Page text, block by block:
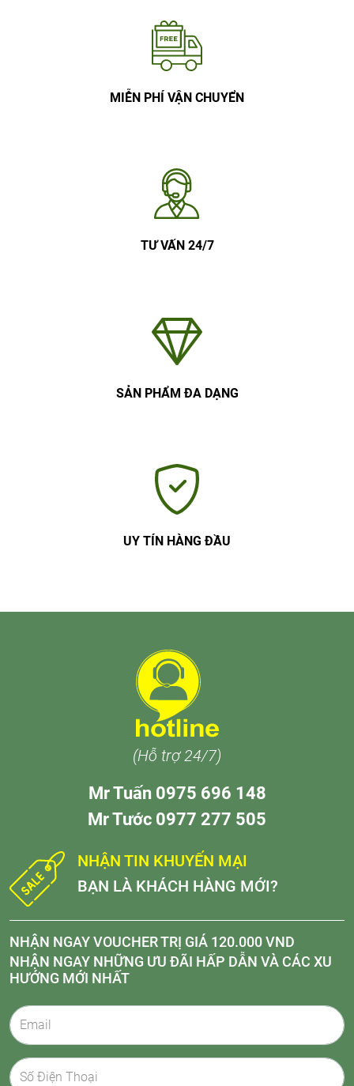
MIỄN PHÍ VẬN CHUYỂN
TƯ VẤN 24/7
SẢN PHẨM ĐA DẠNG
UY TÍN HÀNG ĐẦU
(Hỗ trợ 24/7)
Mr Tuấn 0975 696 148
Mr Tước 0977 277 505
NHẬN TIN KHUYẾN MẠI
BẠN LÀ KHÁCH HÀNG MỚI?
NHẬN NGAY VOUCHER TRỊ GIÁ 120.000 VND
NHẬN NGAY NHỮNG ƯU ĐÃI HẤP DẪN VÀ CÁC XU
HƯỚNG MỚI NHẤT